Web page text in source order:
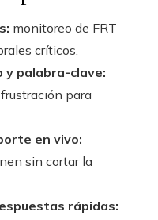
monitoreo de FRT
críticos.
palabra-clave:
para
en vivo:
sin cortar la
rápidas: